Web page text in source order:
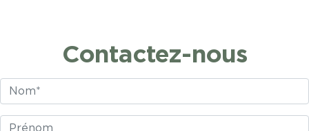
Contactez-nous